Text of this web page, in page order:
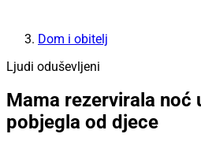
Dom i obitelj
Ljudi oduševljeni
Mama rezervirala noć
pobjegla od djece